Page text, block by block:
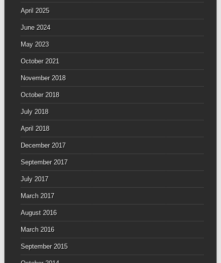
April 2025
June 2024
May 2023
October 2021
November 2018
October 2018
July 2018
April 2018
December 2017
September 2017
July 2017
March 2017
August 2016
March 2016
September 2015